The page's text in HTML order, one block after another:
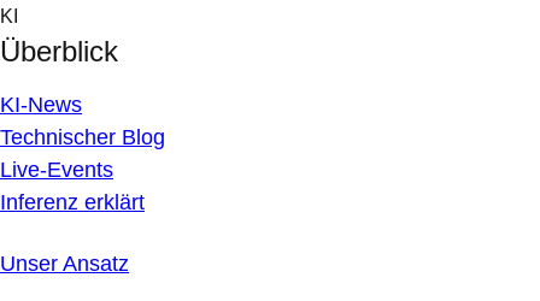
Skip
to
content
KI
Überblick
KI-News
Technischer Blog
Live-Events
Inferenz erklärt
Unser Ansatz